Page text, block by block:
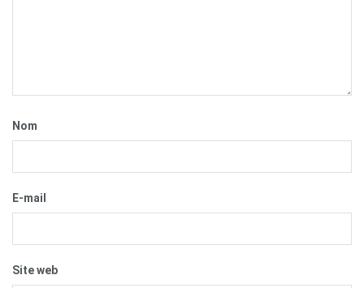
Nom
E-mail
Site web